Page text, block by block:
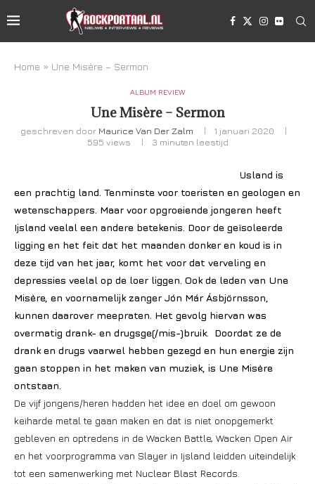
Home » Une Misère – Sermon
ALBUM REVIEW
Une Misère – Sermon
geschreven door Maurice Van Der Zalm
1 januari 2020
595 views 3 minuten leestijd
IJsland is
een prachtig land. Tenminste voor toeristen en geologen en
wetenschappers. Maar voor opgroeiende jongeren heeft
Ijsland veelal een andere betekenis. Door de geïsoleerde
ligging en het feit dat het maanden donker en koud is in
deze tijd van het jaar, komt het voor dat verveling en
depressies veelal op de loer liggen. Ook de leden van Une
Misère, en voornamelijk zanger Jón Már Ásbjörnsson,
kunnen daarover meepraten. Het gevolg hiervan was
overmatig drank- en drugsge(/mis-)bruik. Doordat ze de
drank en drugs vaarwel hebben gezegd en hun energie zijn
gaan stoppen in het maken van muziek, is Une Misère
ontstaan.
De vijf jongens/heren hadden het idee en doel om gewoon
keiharde metal te gaan maken en dat is niet onopgemerkt
gebleven en optredens in de Wacken Battle, Wacken Open Air
en het voorprogramma van Slayer in Ijsland leidden uiteindelijk
tot een samenwerking met Nuclear Blast Records.